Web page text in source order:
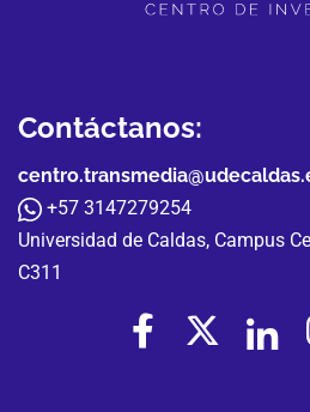
Contáctanos:
+57 3147279254
Universidad de Caldas, Campus
C311